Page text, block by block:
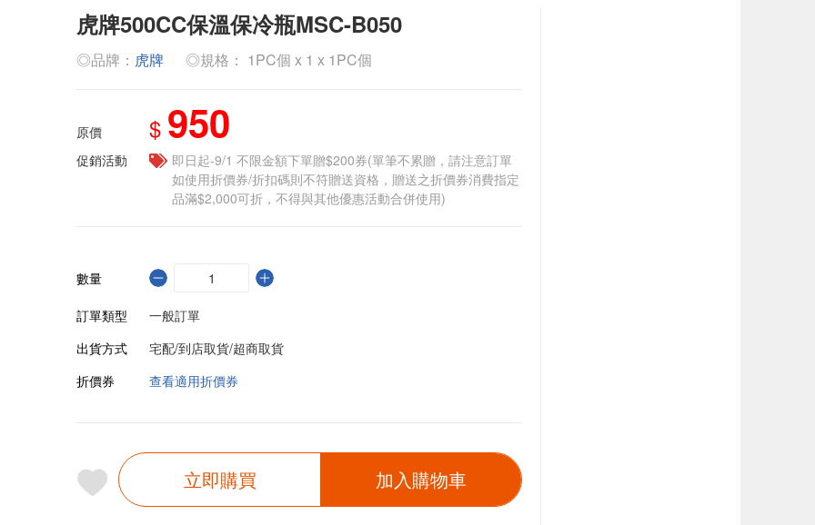
虎牌500CC保溫保冷瓶MSC-B050
◎品牌： 虎牌 ◎規格： 1PC個 x 1 x 1PC個
原價 $ 950
促銷活動
即日起-9/1 不限金額下單贈$200券(單筆不累贈，請注意訂單
如使用折價券/折扣碼則不符贈送資格，贈送之折價券消費指定
品滿$2,000可折，不得與其他優惠活動合併使用)
數量
訂單類型
一般訂單
出貨方式
宅配/到店取貨/超商取貨
折價券
查看適用折價券
立即購買 加入購物車